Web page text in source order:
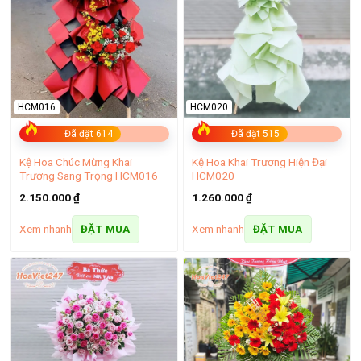
Đã đặt 614
HCM016
Kệ Hoa Chúc Mừng Khai
Trương Sang Trọng HCM016
2.150.000₫
Xem nhanh ĐẶT MUA
Đã đặt 515
HCM020
Kệ Hoa Khai Trương Hiện Đại
HCM020
1.260.000₫
Xem nhanh ĐẶT MUA